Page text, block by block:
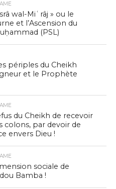
wal-Miʿrâj » ou le
et l’Ascension du
(PSL)
périples du Cheikh
et le Prophète
du Cheikh de recevoir
colons, par devoir de
envers Dieu !
sociale de
Bamba !